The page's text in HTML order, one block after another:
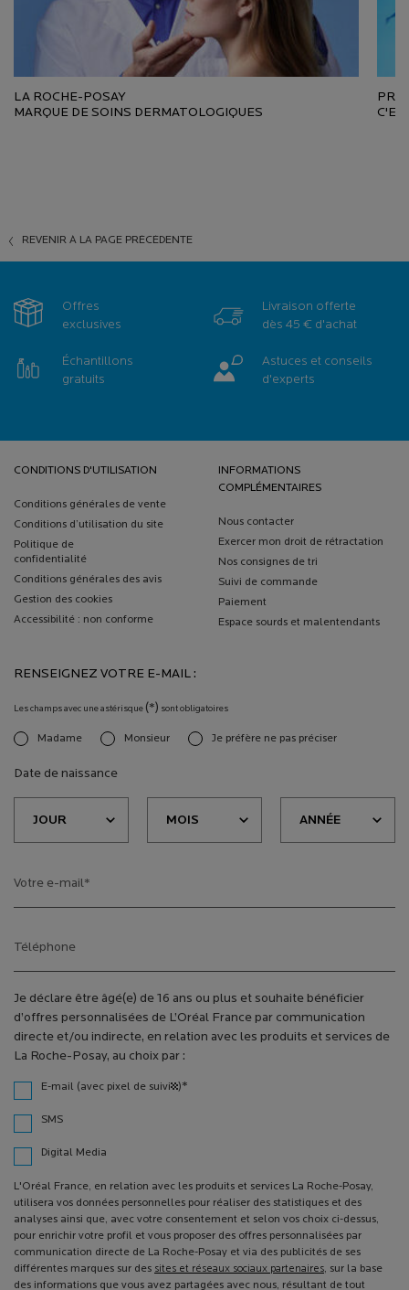
LA ROCHE-POSAY
MARQUE DE SOINS DERMATOLOGIQUES
REVENIR À LA PAGE PRÉCÉDENTE
Offres
exclusives
Livraison offerte
dès 45 € d'achat
Échantillons
gratuits
Astuces et conseils
d'experts
CONDITIONS D'UTILISATION
Conditions générales de vente
Conditions d’utilisation du site
Politique de
confidentialité
Conditions générales des avis
Gestion des cookies
Accessibilité : non conforme
INFORMATIONS
COMPLÉMENTAIRES
Nous contacter
Exercer mon droit de rétractation
Nos consignes de tri
Suivi de commande
Paiement
Espace sourds et malentendants
RENSEIGNEZ VOTRE E-MAIL :
Les champs avec une astérisque (*) sont obligatoires
newslettersignup.title.legend
Madame Monsieur Je préfère ne pas préciser
Date de naissance
Votre e-mail*
Téléphone
Je déclare être âgé(e) de 16 ans ou plus et souhaite bénéficier
d’offres personnalisées de L’Oréal France par communication
directe et/ou indirecte, en relation avec les produits et services de
La Roche-Posay, au choix par :
E-mail (avec pixel de suivi¹)*
SMS
Digital Media
L'Oréal France, en relation avec les produits et services La Roche-Posay,
utilisera vos données personnelles pour réaliser des statistiques et des
analyses ainsi que, avec votre consentement et selon vos choix ci-dessus,
pour enrichir votre profil et vous proposer des offres personnalisées par
communication directe de La Roche-Posay et via des publicités de ses
différentes marques sur des sites et réseaux sociaux partenaires, sur la base
des informations que vous avez partagées avec nous, résultant de tout